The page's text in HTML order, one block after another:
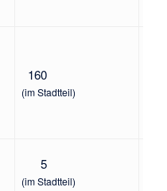
160
(im Stadtteil)
5
(im Stadtteil)